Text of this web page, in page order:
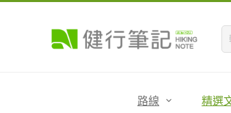
路線 精選